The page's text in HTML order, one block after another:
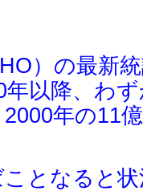
）の最新
年以降、わ
年の11
となると